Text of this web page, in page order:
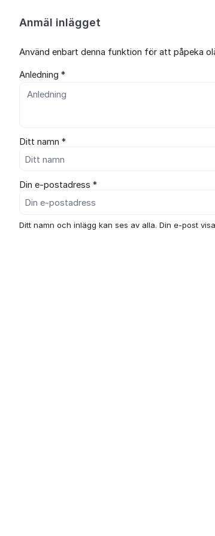
Anmäl inlägget
Använd enbart denna funktion för att påpeka
Anledning *
Ditt namn *
Din e-postadress *
Ditt namn och inlägg kan ses av alla. Din e-post